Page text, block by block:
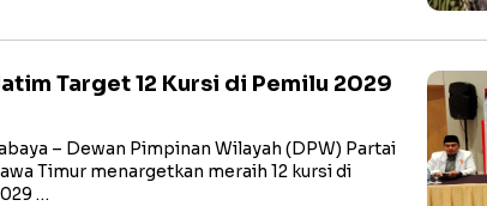
Target 12 Kursi di Pemilu 2029
– Dewan Pimpinan Wilayah (DPW) Partai
Timur menargetkan meraih 12 kursi di
…